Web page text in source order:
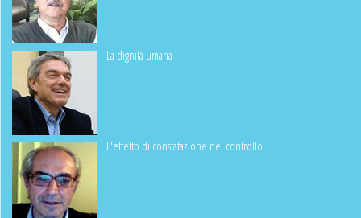
La dignità umana
L'effetto di constatazione nel controllo